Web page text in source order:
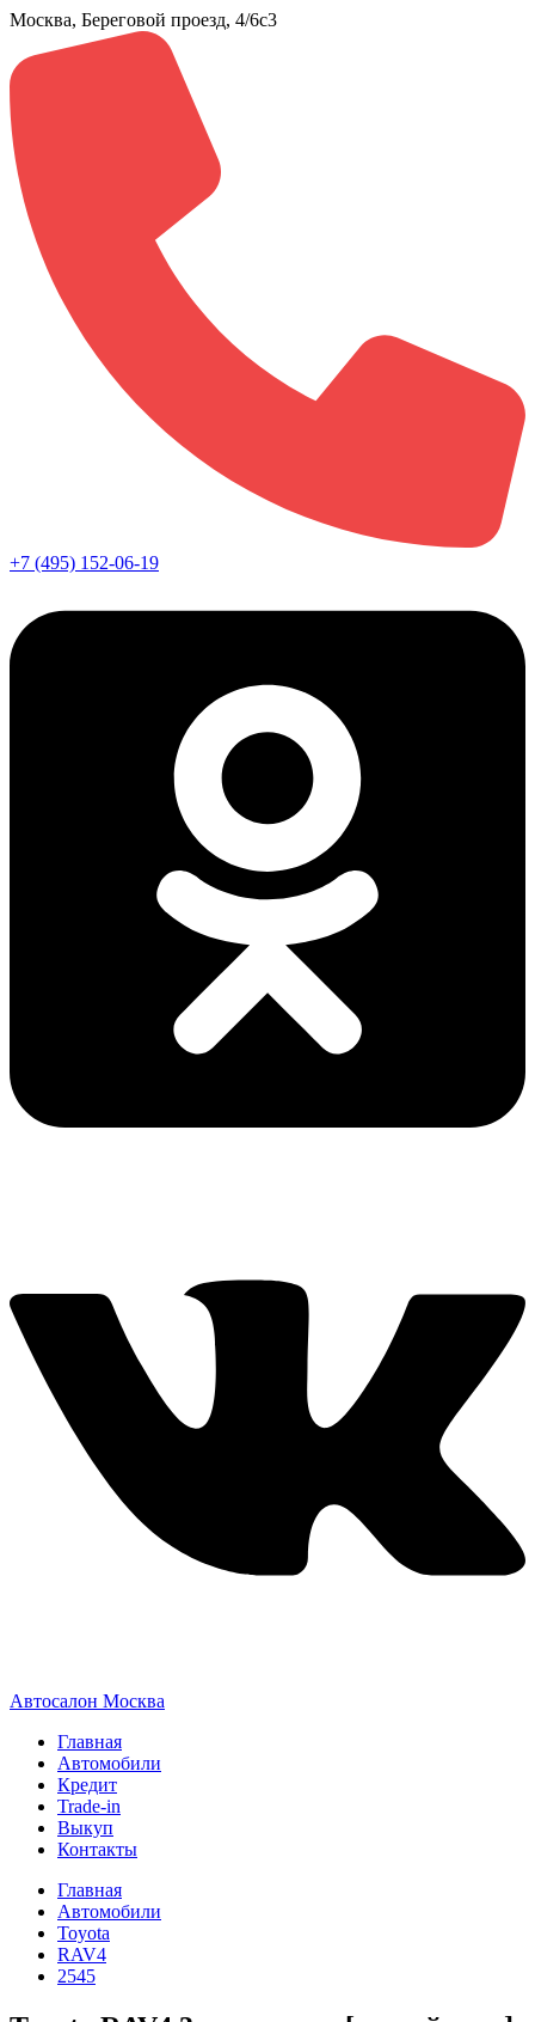
Москва, Береговой проезд, 4/6с3
+7 (495) 152-06-19
Автосалон Москва
Главная
Автомобили
Кредит
Trade-in
Выкуп
Контакты
Главная
Автомобили
Toyota
RAV4
2545